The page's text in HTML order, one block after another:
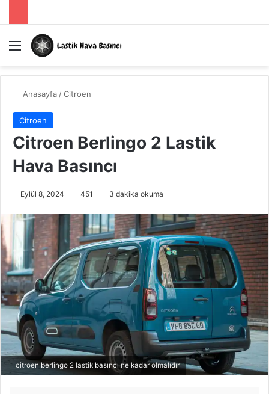
Menü
Anasayfa /Citroen
Citroen
Citroen Berlingo 2 Lastik
Hava Basıncı
Eylül 8, 2024 451 3 dakika okuma
citroen berlingo 2 lastik basıncı ne kadar olmalıdır